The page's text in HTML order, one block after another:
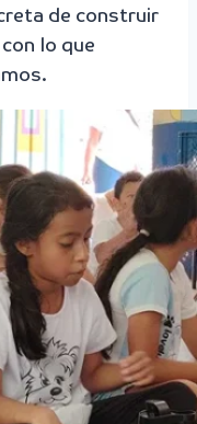
de construir
lo que